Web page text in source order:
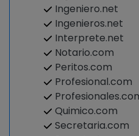
Ingeniero.net
Ingenieros.net
Interprete.net
Notario.com
Peritos.com
Profesional.com
Quimico.com
Secretaria.com